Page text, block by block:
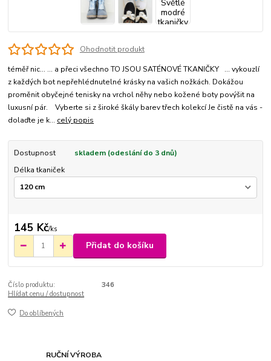
Ohodnotit produkt
téměř nic... ... a přeci všechno TO JSOU SATÉNOVÉ TKANIČKY ... vykouzlí
z každých bot nepřehlédnutelné krásky na vašich nožkách. Dokážou
proměnit obyčejné tenisky na vrchol něhy nebo kožené boty povýšit na
luxusní pár. Vyberte si z široké škály barev třech kolekcí Je čistě na vás -
dolaďte je k... celý popis
Dostupnost
skladem (odeslání do 3 dnů)
Délka tkaniček
145 Kč/ks
Přidat do košíku
Číslo produktu:
346
Hlídat cenu / dostupnost
Do oblíbených
RUČNÍ VÝROBA